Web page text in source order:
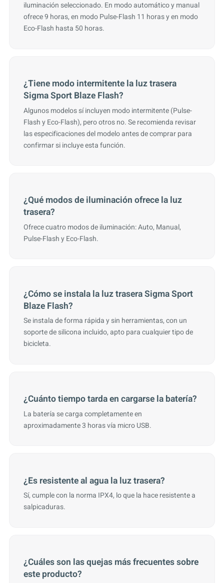
iluminación seleccionado. En modo automático y manual
ofrece 9 horas, en modo Pulse-Flash 11 horas y en modo
Eco-Flash hasta 50 horas.
¿Tiene modo intermitente la luz trasera
Sigma Sport Blaze Flash?
Algunos modelos sí incluyen modo intermitente (Pulse-
Flash y Eco-Flash), pero otros no. Se recomienda revisar
las especificaciones del modelo antes de comprar para
confirmar si incluye esta función.
¿Qué modos de iluminación ofrece la luz
trasera?
Ofrece cuatro modos de iluminación: Auto, Manual,
Pulse-Flash y Eco-Flash.
¿Cómo se instala la luz trasera Sigma Sport
Blaze Flash?
Se instala de forma rápida y sin herramientas, con un
soporte de silicona incluido, apto para cualquier tipo de
bicicleta.
¿Cuánto tiempo tarda en cargarse la batería?
La batería se carga completamente en
aproximadamente 3 horas vía micro USB.
¿Es resistente al agua la luz trasera?
Sí, cumple con la norma IPX4, lo que la hace resistente a
salpicaduras.
¿Cuáles son las quejas más frecuentes sobre
este producto?